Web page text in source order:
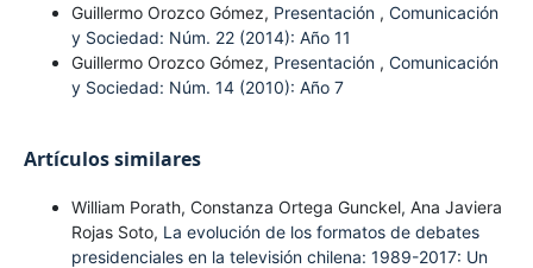
Guillermo Orozco Gómez, Presentación , Comunicación
y Sociedad: Núm. 22 (2014): Año 11
Guillermo Orozco Gómez, Presentación , Comunicación
y Sociedad: Núm. 14 (2010): Año 7
Artículos similares
William Porath, Constanza Ortega Gunckel, Ana Javiera
Rojas Soto, La evolución de los formatos de debates
presidenciales en la televisión chilena: 1989-2017: Un